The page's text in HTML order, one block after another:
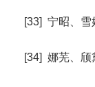
[33] 宁昭、雪
[34] 娜芜、